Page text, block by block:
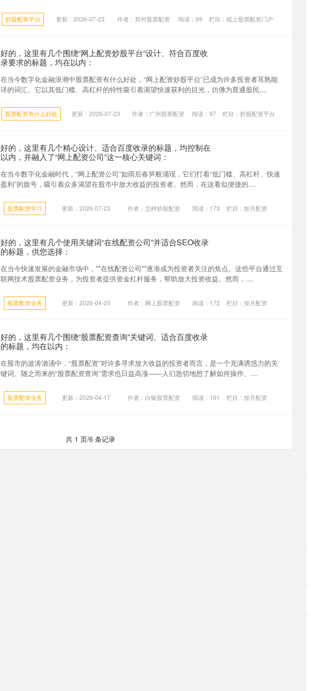
炒股配资平台 更新：2026-07-23 作者：郑州股票配资 阅读：69 栏目：线上股票配资门户
好的，这里有几个围绕“网上配资炒股平台”设计、符合百度收
录要求的标题，均在以内：
在当今数字化金融浪潮中股票配资有什么好处，“网上配资炒股平台”已成为许多投资者耳熟能
详的词汇。它以其低门槛、高杠杆的特性吸引着渴望快速获利的目光，仿佛为普通股民....
股票配资有什么好处 更新：2026-07-23 作者：广州股票配资 阅读： 97 栏目： 炒股配资平台
好的，这里有几个精心设计、适合百度收录的标题，均控制在
以内，并融入了“网上配资公司”这一核心关键词：
在当今数字化金融时代，“网上配资公司”如雨后春笋般涌现，它们打着“低门槛、高杠杆、快速
盈利”的旗号，吸引着众多渴望在股市中放大收益的投资者。然而，在这看似便捷的....
股票配资学习 更新：2026-07-23 作者：怎样炒股配资 阅读： 173 栏目： 按月配资
好的，这里有几个使用关键词“在线配资公司”并适合SEO收录
的标题，供您选择：
在当今快速发展的金融市场中，**在线配资公司**逐渐成为投资者关注的焦点。这些平台通过互
联网技术股票配资业务，为投资者提供资金杠杆服务，帮助放大投资收益。然而，....
股票配资业务 更新：2026-04-20 作者：网上股票配资 阅读： 172 栏目： 按月配资
好的，这里有几个围绕“股票配资查询”关键词、适合百度收录
的标题，均在以内：
在股市的波涛汹涌中，“股票配资”对许多寻求放大收益的投资者而言，是一个充满诱惑力的关
键词。随之而来的“股票配资查询”需求也日益高涨——人们急切地想了解如何操作、....
股票配资业务 更新：2026-04-17 作者：白银股票配资 阅读： 161 栏目： 按月配资
共 1 页/6 条记录